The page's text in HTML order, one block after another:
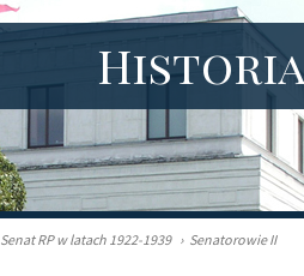
Senat RP w latach 1922-1939 › Senatorowie II